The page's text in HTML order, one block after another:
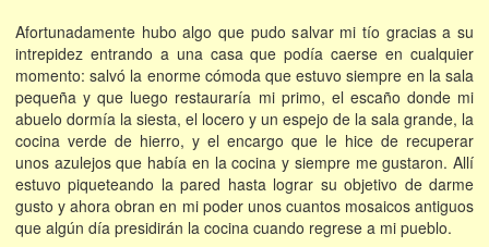
Afortunadamente hubo algo que pudo salvar mi tío gracias a su
intrepidez entrando a una casa que podía caerse en cualquier
momento: salvó la enorme cómoda que estuvo siempre en la sala
pequeña y que luego restauraría mi primo, el escaño donde mi
abuelo dormía la siesta, el locero y un espejo de la sala grande, la
cocina verde de hierro, y el encargo que le hice de recuperar
unos azulejos que había en la cocina y siempre me gustaron. Allí
estuvo piqueteando la pared hasta lograr su objetivo de darme
gusto y ahora obran en mi poder unos cuantos mosaicos antiguos
que algún día presidirán la cocina cuando regrese a mi pueblo.